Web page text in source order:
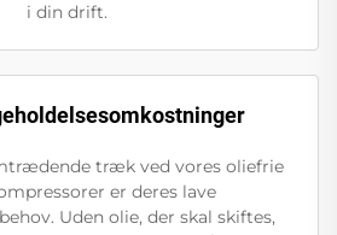
i din drift.
træk ved vores oliefrie
er deres lave
Uden olie, der skal skiftes,